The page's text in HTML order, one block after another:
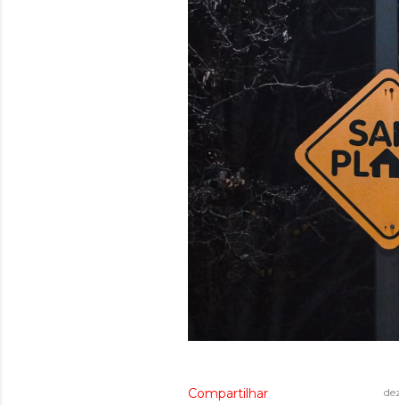
Compartilhar